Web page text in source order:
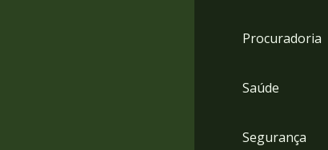
Procuradoria
Saúde
Segurança